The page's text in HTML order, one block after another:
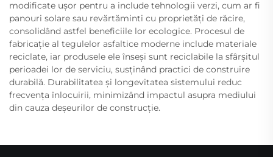
modificate ușor pentru a include tehnologii verzi, cum ar fi
panouri solare sau revărtăminti cu proprietăți de răcire,
consolidând astfel beneficiile lor ecologice. Procesul de
fabricație al tegulelor asfaltice moderne include materiale
reciclate, iar produsele ele înseși sunt reciclabile la sfârșitul
perioadei lor de serviciu, susținând practici de construire
durabilă. Durabilitatea și longevitatea sistemului reduc
frecvența înlocuirii, minimizând impactul asupra mediului
din cauza deșeurilor de construcție.